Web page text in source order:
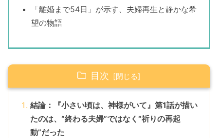
「離婚まで54日」が示す、夫婦再生と静かな希
望の物語
目次
結論：『小さい頃は、神様がいて』第1話が描い
たのは、“終わる夫婦”ではなく“祈りの再起
動”だった